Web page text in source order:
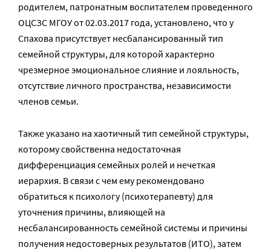
родителем, патронатным воспитателем проведенного
ОЦСЗС МГОУ от 02.03.2017 года, установлено, что у
Спахова присутствует несбалансированный тип
семейной структуры, для которой характерно
чрезмерное эмоциональное слияние и лояльность,
отсутствие личного пространства, независимости
членов семьи.
Также указано на хаотичный тип семейной структуры,
которому свойственна недостаточная
дифференциация семейных ролей и нечеткая
иерархия. В связи с чем ему рекомендовано
обратиться к психологу (психотерапевту) для
уточнения причины, влияющей на
несбалансированность семейной системы и причины
получения недостоверных результатов (ИТО), затем